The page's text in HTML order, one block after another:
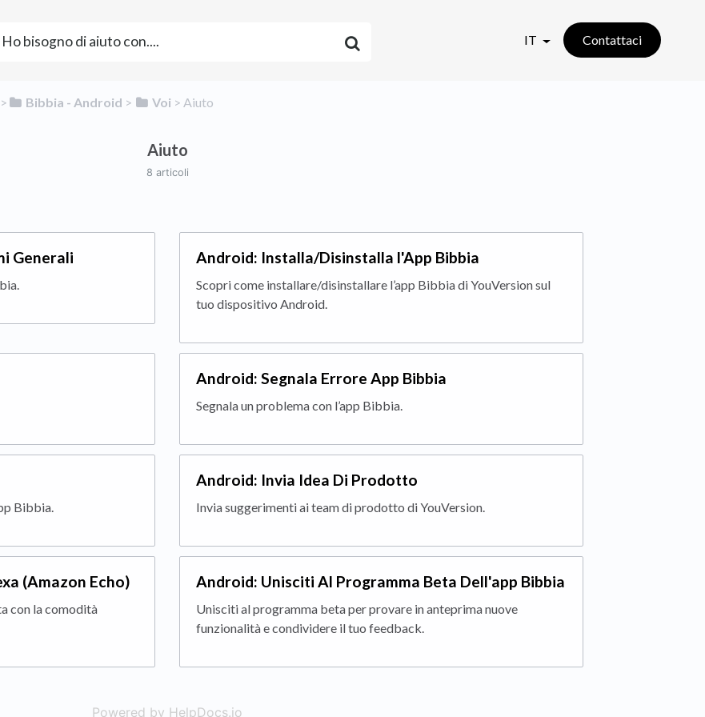
IT Contattaci
​>​ ​Bibbia - Android ​ > ​ ​Voi ​ > ​ ​Aiuto
Aiuto
8 articoli
Generali Android: Installa/Disinstalla l'App Bibbia
Scopri come installare/disinstallare l’app Bibbia di YouVersion sul
tuo dispositivo Android.
Android: Segnala Errore App Bibbia
Segnala un problema con l’app Bibbia.
Bibbia.
Android: Invia Idea Di Prodotto
Invia suggerimenti ai team di prodotto di YouVersion.
(Amazon Echo)
con la comodità
Android: Unisciti Al Programma Beta Dell'app Bibbia
Unisciti al programma beta per provare in anteprima nuove
funzionalità e condividere il tuo feedback.
Powered by HelpDocs.io